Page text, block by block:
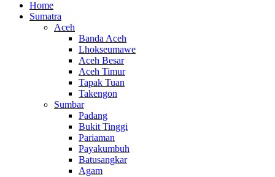
Toko Bunga Papan Online
Karangan Bunga Kirim Langsung – Cepat di Medan
Home
Sumatra
Aceh
Banda Aceh
Lhokseumawe
Aceh Besar
Aceh Timur
Tapak Tuan
Takengon
Sumbar
Padang
Bukit Tinggi
Pariaman
Payakumbuh
Batusangkar
Agam